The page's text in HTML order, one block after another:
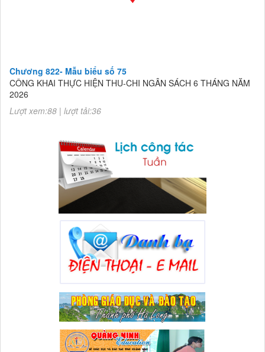
Chương 822- Mẫu biểu số 75
CÔNG KHAI THỰC HIỆN THU-CHI NGÂN SÁCH 6 THÁNG NĂM
2026
Lượt xem:88 | lượt tải:36
CÔNG KHAI THỰC HIỆN THU-CHI NGÂN SÁCH 6 THÁNG NĂM
Lượt xem:88 | lượt tải:36